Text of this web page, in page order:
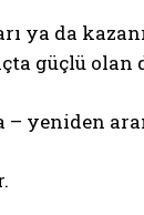
ya da
güçlü
– yeniden